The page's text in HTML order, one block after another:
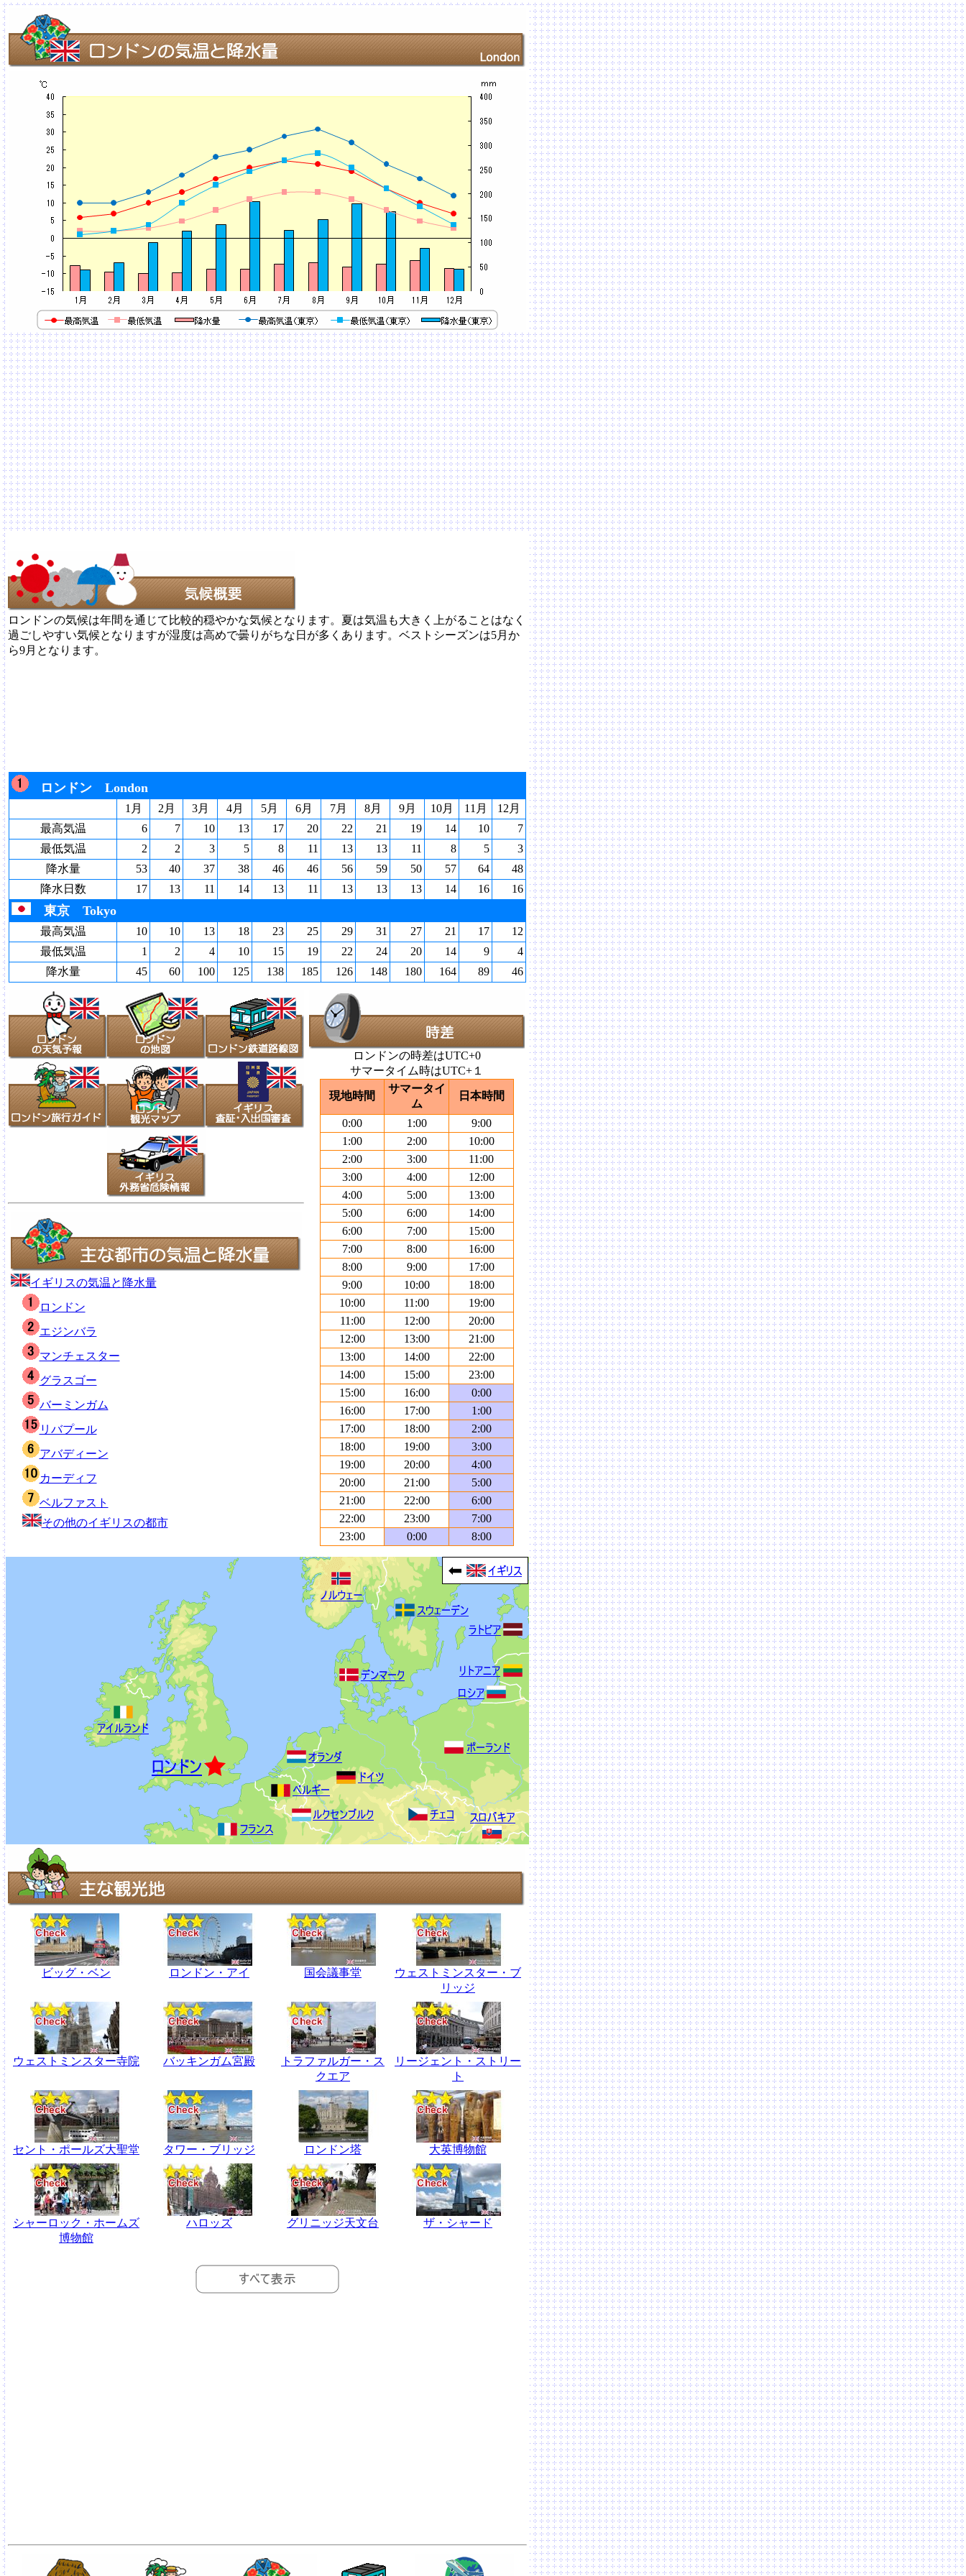
ロンドンの気候は年間を通じて比較的穏やかな気候となります。夏は気温も大きく上がることはなく
過ごしやすい気候となりますが湿度は高めで曇りがちな日が多くあります。ベストシーズンは5月か
ら9月となります。
ロンドン London
1月 2月 3月 4月 5月 6月 7月 8月 9月 10月 11月
12月
最高気温
6 7 10 13 17 20 22 21 19 14 10
7
最低気温
2 2 3 5 8 11 13 13 11 8 5
3
降水量
53 40 37 38 46 46 56 59 50 57 64
48
降水日数
17 13 11 14 13 11 13 13 13 14 16 16
東京 Tokyo
最高気温 10 10 13 18 23 25 29 31 27 21 17
12
最低気温
1 2 4 10 15 19 22 24 20 14 9
4
降水量
45 60 100 125 138 185 126 148 180 164 89 46
イギリスの気温と降水量
ロンドン
エジンバラ
マンチェスター
グラスゴー
バーミンガム
リバプール
アバディーン
カーディフ
ベルファスト
その他のイギリスの都市
ロンドンの時差はUTC+0
サマータイム時はUTC+１
現地時間
サマータイ
ム
日本時間
0:00 1:00
9:00
1:00
2:00
10:00
2:00
3:00
11:00
3:00
4:00
12:00
4:00
5:00
13:00
5:00
6:00
14:00
6:00
7:00
15:00
7:00
8:00
16:00
8:00
9:00
17:00
9:00
10:00
18:00
10:00
11:00
19:00
11:00
12:00
20:00
12:00
13:00
21:00
13:00
14:00
22:00
14:00
15:00
23:00
15:00
16:00
0:00
16:00
17:00
1:00
17:00
18:00
2:00
18:00
19:00
3:00
19:00
20:00
4:00
20:00
21:00
5:00
21:00
22:00
6:00
22:00
23:00
7:00
23:00
0:00 8:00
ビッグ・ベン ロンドン・アイ 国会議事堂
ウェストミンスター・ブ
リッジ
ウェストミンスター寺院 バッキンガム宮殿
トラファルガー・ス
クエア
リージェント・ストリー
ト
セント・ポールズ大聖堂 タワー・ブリッジ ロンドン塔 大英博物館
シャーロック・ホームズ
博物館
ハロッズ グリニッジ天文台 ザ・シャード